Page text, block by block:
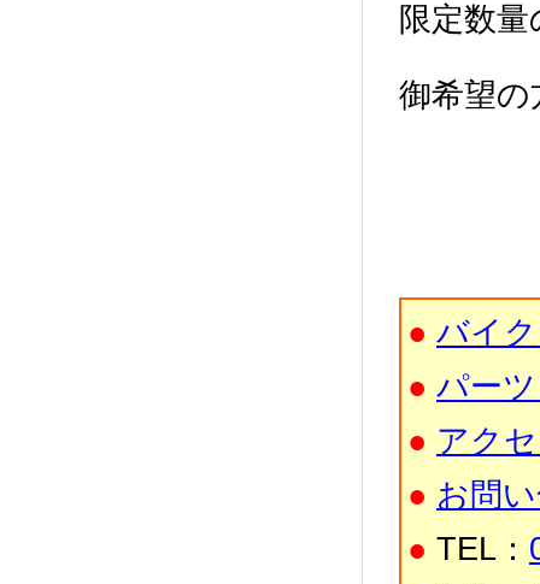
限定数
御希望
● バイ
● パー
● アク
● お問
● TEL：